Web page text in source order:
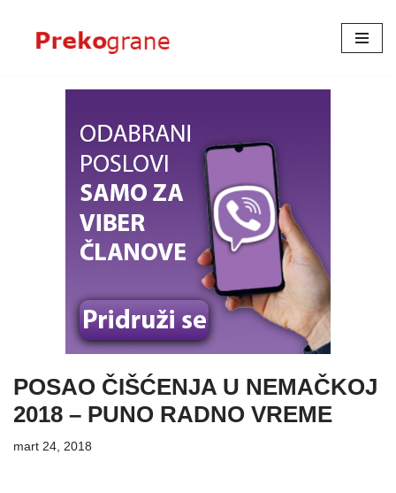
Skoči
POSAO ČIŠĆENJA U NEMAČKOJ
2018 – PUNO RADNO VREME
mart 24, 2018